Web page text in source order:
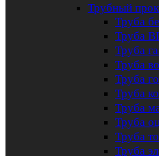
Трубный
Труба
Труба
Труба
Труба
Труба
Труба
Труба
Труба
Труба
Труба